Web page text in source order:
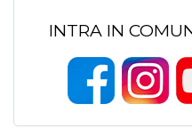
INTRA IN